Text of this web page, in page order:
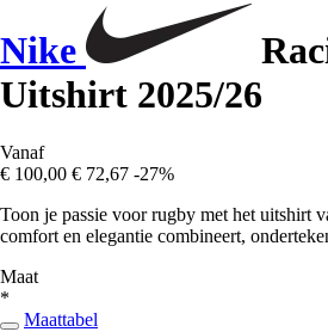
Nike
Uitshirt 2025/26
Vanaf
€ 100,00 € 72,67 -27%
Toon je passie voor rugby met het uitshirt
comfort en elegantie combineert,
Maat
*
Maattabel